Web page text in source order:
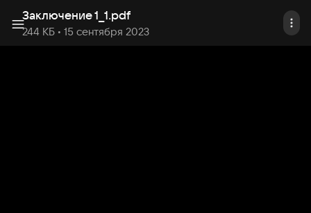
Заключение 1_1.pdf
244 КБ • 15 сентября 2023